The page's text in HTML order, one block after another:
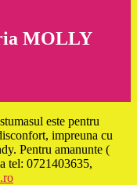
MOLLY
este pentru
impreuna cu
Pentru amanunte (
tel: 0721403635,